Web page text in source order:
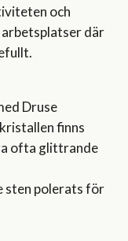
och
där
Druse
finns
ofta glittrande
sten polerats för